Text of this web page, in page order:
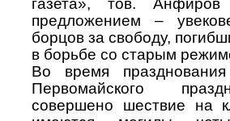
газета», тов.
предложением –
борцов за свободу,
в борьбе со старым
Во время
Первомайского
совершено шествие на